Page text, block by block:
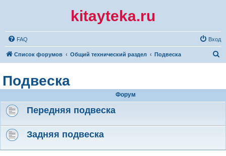
kitayteka.ru
FAQ Вход
Список форумов Общий технический раздел Подвеска
с
к
Подвеска
Форум
Передняя подвеска
Задняя подвеска